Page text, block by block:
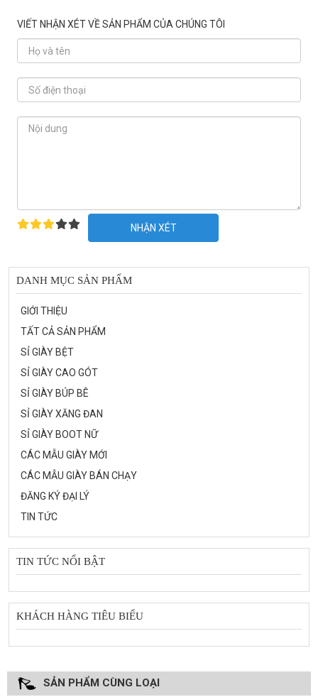
VIẾT NHẬN XÉT VỀ SẢN PHẨM CỦA CHÚNG TÔI
NHẬN XÉT
DANH MỤC SẢN PHẨM
GIỚI THIỆU
TẤT CẢ SẢN PHẨM
SỈ GIÀY BỆT
SỈ GIÀY CAO GÓT
SỈ GIÀY BÚP BÊ
SỈ GIÀY XĂNG ĐAN
SỈ GIÀY BOOT NỮ
CÁC MẪU GIÀY MỚI
CÁC MẪU GIÀY BÁN CHẠY
ĐĂNG KÝ ĐẠI LÝ
TIN TỨC
TIN TỨC NỔI BẬT
KHÁCH HÀNG TIÊU BIỂU
SẢN PHẨM CÙNG LOẠI